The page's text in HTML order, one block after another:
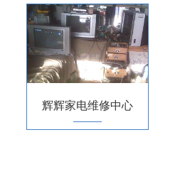
辉辉家电维修中心